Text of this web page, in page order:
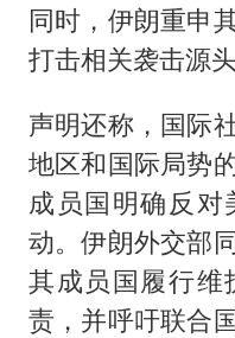
同时，伊朗重申
打击相关袭击源头
声明还称，国际
地区和国际局势
成员国明确反
动。伊朗外交部
其成员国履行维
责，并呼吁联合